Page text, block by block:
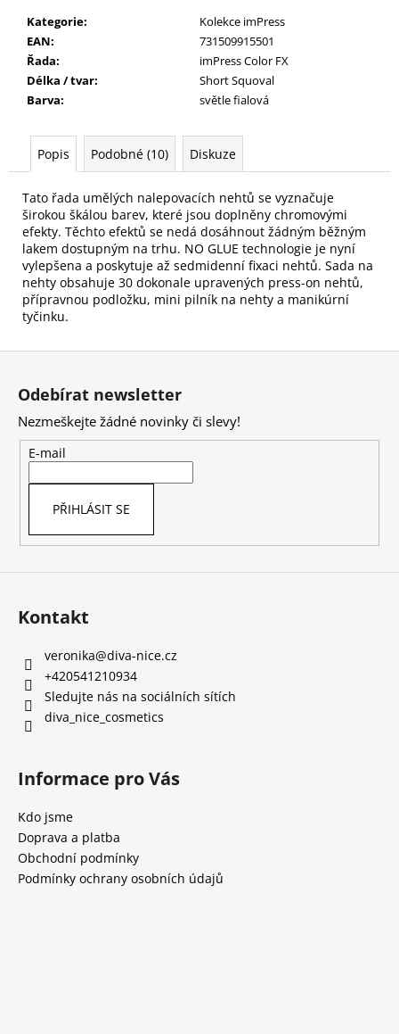
Kategorie:
Kolekce imPress
EAN:
731509915501
Řada:
imPress Color FX
Délka / tvar:
Short Squoval
Barva: světle fialová
Popis Podobné (10) Diskuze
Tato řada umělých nalepovacích nehtů se vyznačuje
širokou škálou barev, které jsou doplněny chromovými
efekty. Těchto efektů se nedá dosáhnout žádným běžným
lakem dostupným na trhu. NO GLUE technologie je nyní
vylepšena a poskytuje až sedmidenní fixaci nehtů. Sada na
nehty obsahuje 30 dokonale upravených press-on nehtů,
přípravnou podložku, mini pilník na nehty a manikúrní
tyčinku.
MAKE-
UP,
KULATÁ
59
Kč
Z
Odebírat newsletter
Nezmeškejte žádné novinky či slevy!
E-mail
PŘIHLÁSIT SE
Kontakt
veronika@diva-nice.cz
+420541210934
Sledujte nás na sociálních sítích
diva_nice_cosmetics
Informace pro Vás
Kdo jsme
Doprava a platba
Obchodní podmínky
Podmínky ochrany osobních údajů